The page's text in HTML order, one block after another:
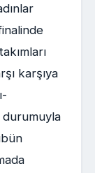
karşıya
durumuyla